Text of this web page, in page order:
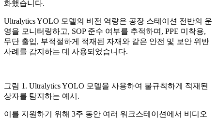
화했습니다.
Ultralytics YOLO 모델의 비전 역량은 공장 스테이션 전반의 운
영을 모니터링하고, SOP 준수 여부를 추적하며, PPE 미착용,
무단 출입, 부적절하게 적재된 자재와 같은 안전 및 보안 위반
사례를 감지하는 데 사용되었습니다.
그림 1. Ultralytics YOLO 모델을 사용하여 불규칙하게 적재된
상자를 탐지하는 예시.
이를 지원하기 위해 3주 동안 여러 워크스테이션에서 비디오